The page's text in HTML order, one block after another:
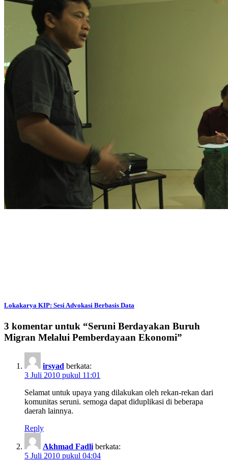
Lokakarya KIP: Sesi Advokasi Berbasis Data
3 komentar untuk “Seruni Berdayakan Buruh
Migran Melalui Pemberdayaan Ekonomi”
irsyad berkata:
3 Juli 2010 pukul 11:01
Selamat untuk upaya yang dilakukan oleh rekan-rekan dari
komunitas seruni. semoga dapat diduplikasi di beberapa
daerah lainnya.
Reply
Akhmad Fadli berkata:
5 Juli 2010 pukul 04:04